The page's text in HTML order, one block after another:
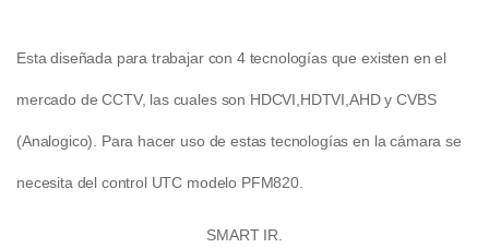
Esta diseñada para trabajar con 4 tecnologías que existen en el
mercado de CCTV, las cuales son HDCVI,HDTVI,AHD y CVBS
(Analogico). Para hacer uso de estas tecnologías en la cámara se
necesita del control UTC modelo PFM820.
SMART IR.